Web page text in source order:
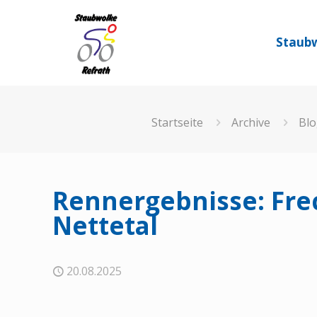
Startseite Archive
Rennergebnisse:
Nettetal
20.08.2025